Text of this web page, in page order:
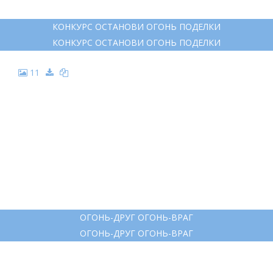
КОНКУРС ОСТАНОВИ ОГОНЬ ПОДЕЛКИ
КОНКУРС ОСТАНОВИ ОГОНЬ ПОДЕЛКИ
11
ОГОНЬ-ДРУГ ОГОНЬ-ВРАГ
ОГОНЬ-ДРУГ ОГОНЬ-ВРАГ